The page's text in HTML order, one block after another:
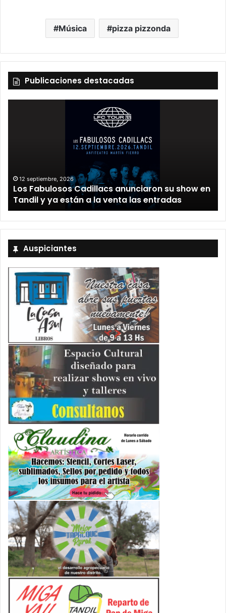
Música pizza pizzonda
Publicaciones destacadas
12 septiembre, 2026
Los Fabulosos Cadillacs anunciaron su show en
Tandil y ya están a la venta las entradas
Auspiciantes